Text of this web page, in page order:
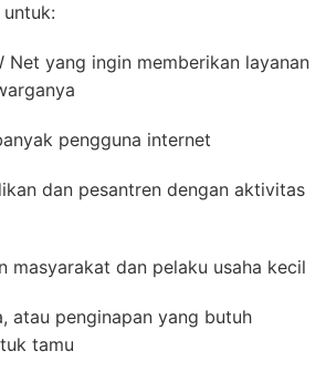
Net yang ingin memberikan layanan
pengguna internet
dan pesantren dengan aktivitas
masyarakat dan pelaku usaha kecil
atau penginapan yang butuh
tamu